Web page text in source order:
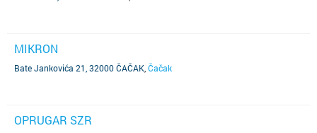
MIKRON
Bate Jankovića 21, 32000 ČAČAK Čačak
OPRUGAR SZR